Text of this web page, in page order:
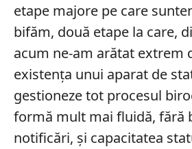
etape majore pe care
bifăm, două etape la care,
acum ne-am arătat extrem
existenţa unui aparat de
gestioneze tot procesul
formă mult mai fluidă, fără
notificări, şi capacitatea